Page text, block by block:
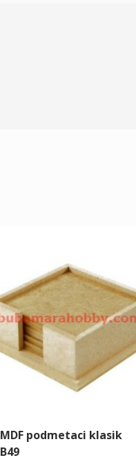
MDF podmetaci klasik
B49